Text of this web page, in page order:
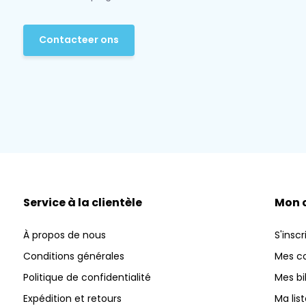
Contacteer ons
Service à la clientèle
À propos de nous
Conditions générales
Politique de confidentialité
Expédition et retours
Mon
Mes
Mes
Ma